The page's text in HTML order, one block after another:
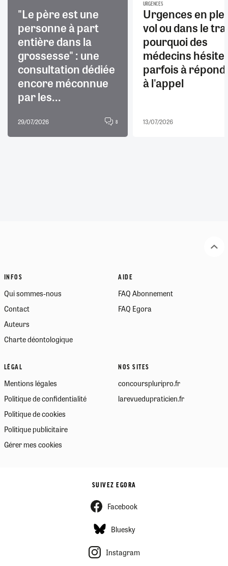
"Le père est une
personne à part
entière dans la
grossesse" : une
consultation dédiée
encore méconnue
par les...
29/07/2026 8
URGENCES
Urgences en
vol ou dans le
pourquoi des
médecins
parfois à
à l'appel
13/07/2026
INFOS
Qui sommes-nous
Contact
Auteurs
Charte déontologique
AIDE
FAQ Abonnement
FAQ Egora
LÉGAL
Mentions légales
Politique de confidentialité
Politique de cookies
Politique publicitaire
Gérer mes cookies
NOS SITES
concourspluripro.fr
larevuedupraticien.fr
SUIVEZ EGORA
Facebook
Bluesky
Instagram